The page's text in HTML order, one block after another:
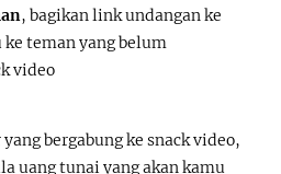
, bagikan link undangan ke
teman yang belum
video
bergabung ke snack video,
uang tunai yang akan kamu